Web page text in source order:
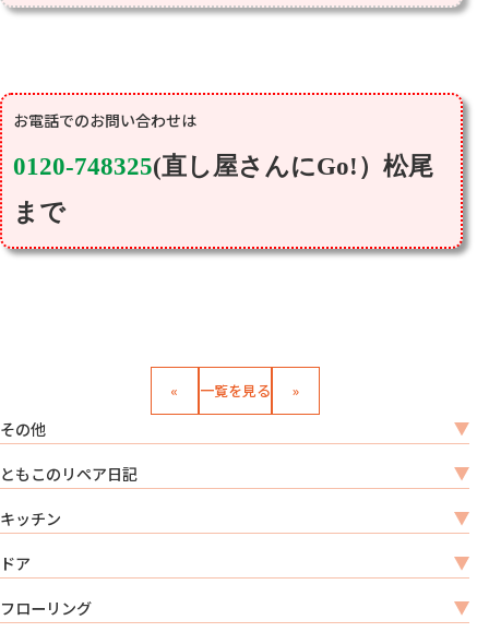
0120-748325(直し屋さんにGo!）松尾
まで
« 一覧を見る »
その他
ともこのリペア日記
キッチン
ドア
フローリング